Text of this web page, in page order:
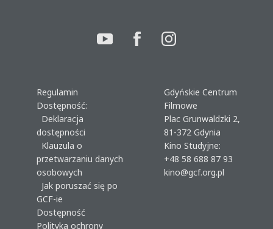
Regulamin
Dostępność:
Deklaracja
dostępności
Klauzula o
przetwarzaniu danych
osobowych
Jak poruszać się po
GCF-ie
Dostępność
Polityka ochrony
Gdyńskie Centrum
Filmowe
Plac Grunwaldzki 2,
81-372 Gdynia
Kino Studyjne:
+48 58 688 87 93
kino@gcf.org.pl